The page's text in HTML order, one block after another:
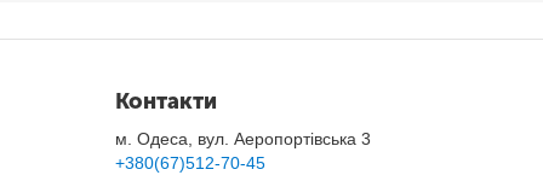
Контакти
м. Одеса, вул. Аеропортівська 3
+380(67)512-70-45